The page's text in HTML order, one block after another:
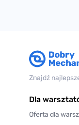
Znajdź
Dla
Oferta dla